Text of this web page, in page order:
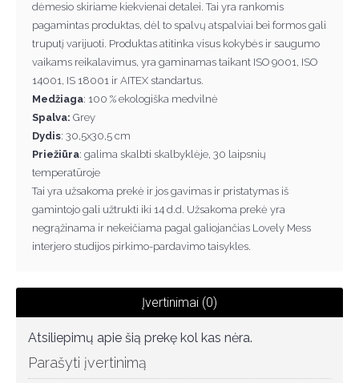
dėmesio skiriame kiekvienai detalei. Tai yra rankomis
pagamintas produktas, dėl to spalvų atspalviai bei formos gali
truputį varijuoti. Produktas atitinka visus kokybės ir saugumo
vaikams reikalavimus, yra gaminamas taikant ISO 9001, ISO
14001, IS 18001 ir AITEX standartus.
Medžiaga: 100 % ekologiška medvilnė
Spalva: Grey
Dydis: 30,5x30,5 cm
Priežiūra: galima skalbti skalbyklėje, 30 laipsnių
temperatūroje
Tai yra užsakoma prekė ir jos gavimas ir pristatymas iš
gamintojo gali užtrukti iki 14 d.d. Užsakoma prekė yra
negrąžinama ir nekeičiama pagal galiojančias Lovely Mess
interjero studijos pirkimo-pardavimo taisykles.
Įvertinimai (0)
Atsiliepimų apie šią prekę kol kas nėra.
Parašyti įvertinimą